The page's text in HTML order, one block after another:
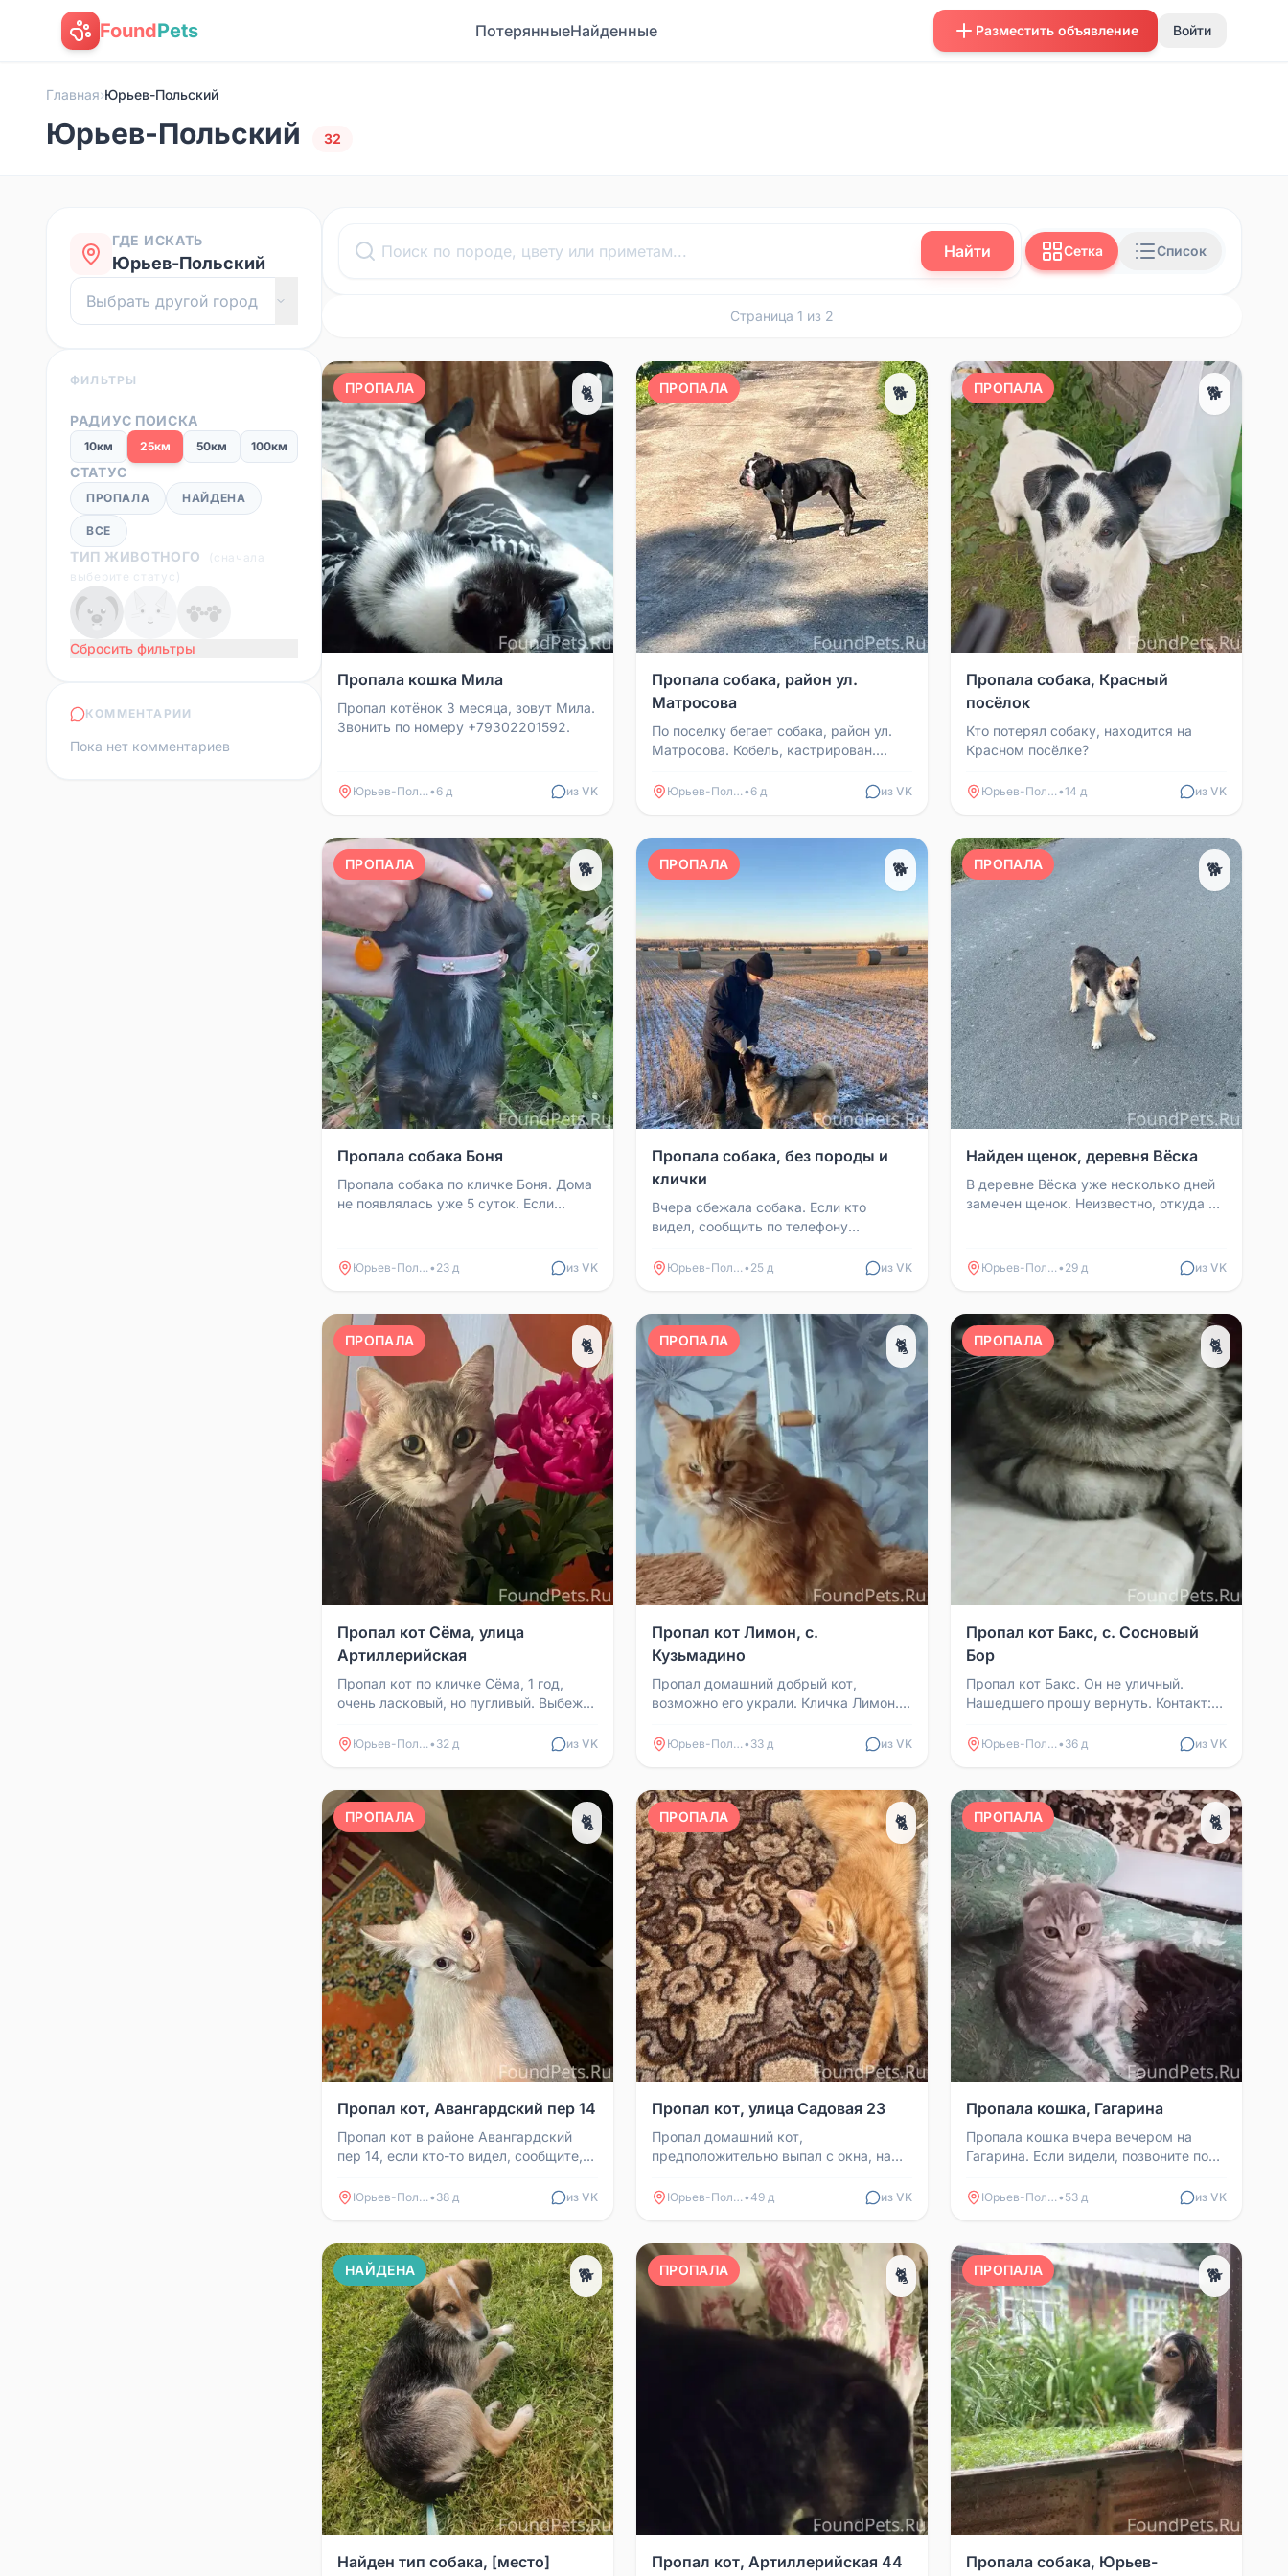
FoundPets ПотерянныеНайденные Разместить объявление Войти
Главная›Юрьев-Польский
Юрьев-Польский 32
ГДЕ ИСКАТЬ
Юрьев-Польский
ФИЛЬТРЫ
РАДИУС ПОИСКА
10км 25км 50км 100км
СТАТУС
ПРОПАЛА НАЙДЕНА
ВСЕ
ТИП ЖИВОТНОГО
сначала
выберите статус )
Сбросить фильтры
КОММЕНТАРИИ
Пока нет комментариев
Найти Сетка Список
Страница 1 из 2
ПРОПАЛА 🐈
Пропала кошка Мила
Пропал котёнок 3 месяца, зовут Мила.
Звонить по номеру +79302201592.
Юрьев-Польский•6 д из VK
ПРОПАЛА 🐕
Пропала собака, район ул.
Матросова
По поселку бегает собака, район ул.
Матросова. Кобель, кастрирован.
Придержали, но только н...
Юрьев-Польский•6 д из VK
ПРОПАЛА 🐕
Пропала собака, Красный
посёлок
Кто потерял собаку, находится на
Красном посёлке?
Юрьев-Польский•14 д из VK
ПРОПАЛА 🐕
Пропала собака Боня
Пропала собака по кличке Боня. Дома
не появлялась уже 5 суток. Если
Юрьев-Польский• 23 д из VK
ПРОПАЛА 🐕
Пропала собака, без породы и
клички
Вчера сбежала собака. Если кто
видел, сообщить по телефону
Юрьев-Польский• 25 д из VK
ПРОПАЛА 🐕
Найден щенок, деревня Вёска
В деревне Вёска уже несколько дней
замечен щенок. Неизвестно, откуда он
Юрьев-Польский• 29 д из VK
ПРОПАЛА 🐈
Пропал кот Сёма, улица
Артиллерийская
Пропал кот по кличке Сёма, 1 год,
очень ласковый, но пугливый. Выбежал
Артиллерийская. На ули...
Юрьев-Польский• 32 д из VK
ПРОПАЛА 🐈
Пропал кот Лимон, с.
Кузьмадино
Пропал домашний добрый кот,
возможно его украли. Кличка Лимон.
просьба сразу звонить ...
Юрьев-Польский• 33 д из VK
ПРОПАЛА 🐈
Пропал кот Бакс, с. Сосновый
Бор
Пропал кот Бакс. Он не уличный.
Нашедшего прошу вернуть. Контакт:
Юрьев-Польский• 36 д из VK
ПРОПАЛА 🐈
Пропал кот, Авангардский пер 14
Пропал кот в районе Авангардский
пер 14, если кто-то видел, сообщите,
вернуть котика...
Юрьев-Польский• 38 д из VK
ПРОПАЛА 🐈
Пропал кот, улица Садовая 23
Пропал домашний кот,
предположительно выпал с окна, на
видел, просьба позвонить по н...
Юрьев-Польский•49 д из VK
ПРОПАЛА 🐈
Пропала кошка, Гагарина
Пропала кошка вчера вечером на
Гагарина. Если видели, позвоните по
Юрьев-Польский• 53 д из VK
НАЙДЕНА 🐕
Найден тип собака, [место]
ПРОПАЛА 🐈
Пропал кот, Артиллерийская 44
ПРОПАЛА 🐕
Пропала собака, Юрьев-